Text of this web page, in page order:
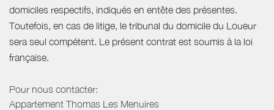
domiciles respectifs, indiqués en entête des présentes.
Toutefois, en cas de litige, le tribunal du domicile du Loueur
sera seul compétent. Le présent contrat est soumis à la loi
française.
Pour nous contacter:
Appartement Thomas Les Menuires